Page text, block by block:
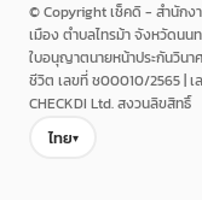
© Copyright เช็คดิ - สำนักง
เมือง ตำบลไทรม้า จังหวัดนน
ใบอนุญาตนายหน้าประกันวิน
ชีวิต เลขที่ ช00010/2565 |
CHECKDI Ltd. สงวนลิขสิทธิ์
ไทย